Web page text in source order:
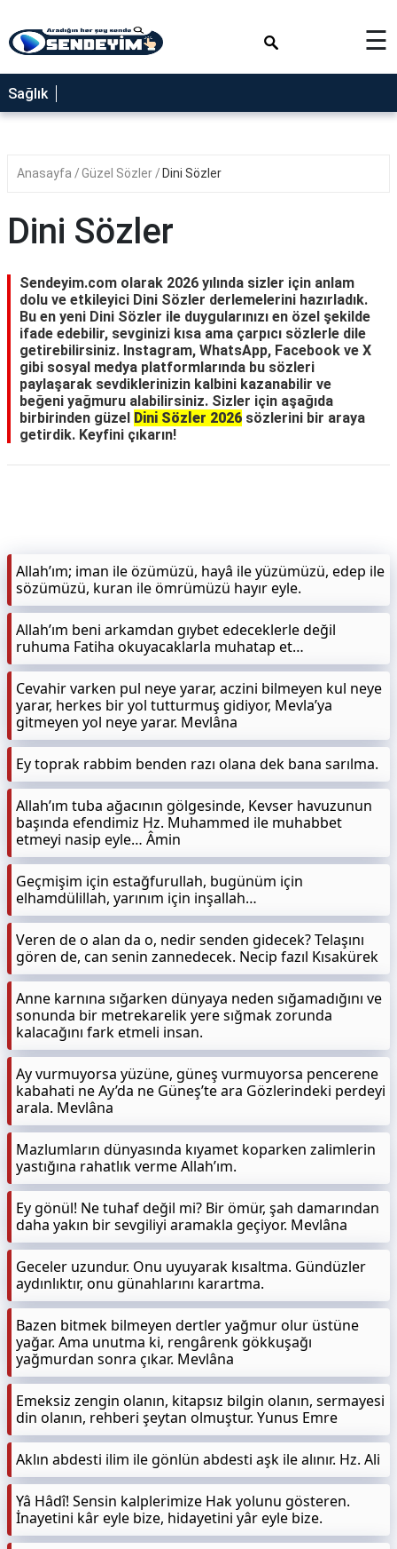
SAĞLIK
NEDİR
YEMEK
RÜYA
GEZİLECEK
YERLER
BLOG
☰
Sağlık
Anasayfa Güzel Sözler Dini Sözler
Dini Sözler
Sendeyim.com olarak 2026 yılında sizler için anlam
dolu ve etkileyici Dini Sözler derlemelerini hazırladık.
Bu en yeni Dini Sözler ile duygularınızı en özel şekilde
ifade edebilir, sevginizi kısa ama çarpıcı sözlerle dile
getirebilirsiniz. Instagram, WhatsApp, Facebook ve X
gibi sosyal medya platformlarında bu sözleri
paylaşarak sevdiklerinizin kalbini kazanabilir ve
beğeni yağmuru alabilirsiniz. Sizler için aşağıda
birbirinden güzel Dini Sözler 2026 sözlerini bir araya
getirdik. Keyfini çıkarın!
Allah’ım; iman ile özümüzü, hayâ ile yüzümüzü, edep ile
sözümüzü, kuran ile ömrümüzü hayır eyle.
Allah’ım beni arkamdan gıybet edeceklerle değil
ruhuma Fatiha okuyacaklarla muhatap et…
Cevahir varken pul neye yarar, aczini bilmeyen kul neye
yarar, herkes bir yol tutturmuş gidiyor, Mevla’ya
gitmeyen yol neye yarar. Mevlâna
Ey toprak rabbim benden razı olana dek bana sarılma.
Allah’ım tuba ağacının gölgesinde, Kevser havuzunun
başında efendimiz Hz. Muhammed ile muhabbet
etmeyi nasip eyle… Âmin
Geçmişim için estağfurullah, bugünüm için
elhamdülillah, yarınım için inşallah…
Veren de o alan da o, nedir senden gidecek? Telaşını
gören de, can senin zannedecek. Necip fazıl Kısakürek
Anne karnına sığarken dünyaya neden sığamadığını ve
sonunda bir metrekarelik yere sığmak zorunda
kalacağını fark etmeli insan.
Ay vurmuyorsa yüzüne, güneş vurmuyorsa pencerene
kabahati ne Ay’da ne Güneş’te ara Gözlerindeki perdeyi
arala. Mevlâna
Mazlumların dünyasında kıyamet koparken zalimlerin
yastığına rahatlık verme Allah’ım.
Ey gönül! Ne tuhaf değil mi? Bir ömür, şah damarından
daha yakın bir sevgiliyi aramakla geçiyor. Mevlâna
Geceler uzundur. Onu uyuyarak kısaltma. Gündüzler
aydınlıktır, onu günahlarını karartma.
Bazen bitmek bilmeyen dertler yağmur olur üstüne
yağar. Ama unutma ki, rengârenk gökkuşağı
yağmurdan sonra çıkar. Mevlâna
Emeksiz zengin olanın, kitapsız bilgin olanın, sermayesi
din olanın, rehberi şeytan olmuştur. Yunus Emre
Aklın abdesti ilim ile gönlün abdesti aşk ile alınır. Hz. Ali
Yâ Hâdî! Sensin kalplerimize Hak yolunu gösteren.
İnayetini kâr eyle bize, hidayetini yâr eyle bize.